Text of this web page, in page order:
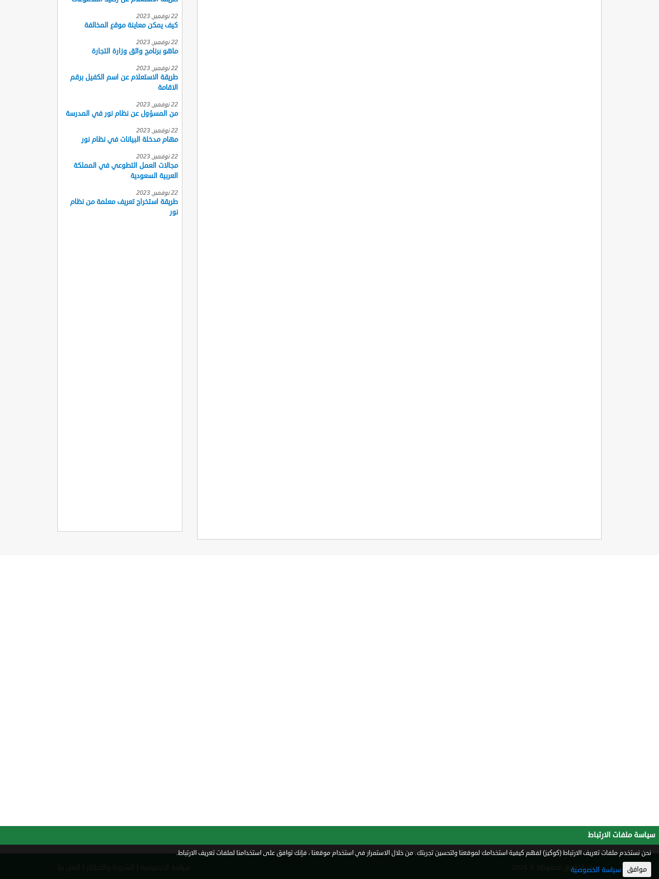
22 نوفمبر, 2023
كيف يمكن معاينة موقع المخالفة
22 نوفمبر, 2023
ماهو برنامج واثق وزارة التجارة
22 نوفمبر, 2023
طريقة الاستعلام عن اسم الكفيل برقم
الاقامة
22 نوفمبر, 2023
من المسؤول عن نظام نور في المدرسة
22 نوفمبر, 2023
مهام مدخلة البيانات في نظام نور
22 نوفمبر, 2023
مجالات العمل التطوعي في المملكة
العربية السعودية
22 نوفمبر, 2023
طريقة استخراج تعريف معلمة من نظام
نور
جميع الحقوق محفوظة © 2026
سياسة ملفات الارتباط
نحن نستخدم ملفات تعريف الارتباط (كوكيز) لفهم كيفية استخدامك لموقعنا ولتحسين تجربتك. من خلال الاستمرار في استخدام موقعنا ، فإنك توافق على استخدامنا لملفات تعريف الارتباط.
موافق سياسة الخصوصية